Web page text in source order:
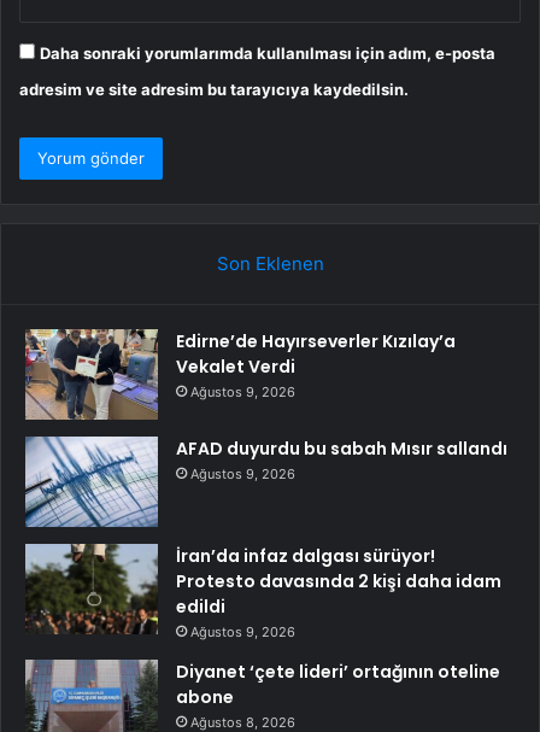
Daha sonraki yorumlarımda kullanılması için adım, e-posta
adresim ve site adresim bu tarayıcıya kaydedilsin.
Son Eklenen
Edirne’de Hayırseverler Kızılay’a
Vekalet Verdi
Ağustos 9, 2026
AFAD duyurdu bu sabah Mısır sallandı
Ağustos 9, 2026
İran’da infaz dalgası sürüyor!
Protesto davasında 2 kişi daha idam
edildi
Ağustos 9, 2026
Diyanet ‘çete lideri’ ortağının oteline
abone
Ağustos 8, 2026